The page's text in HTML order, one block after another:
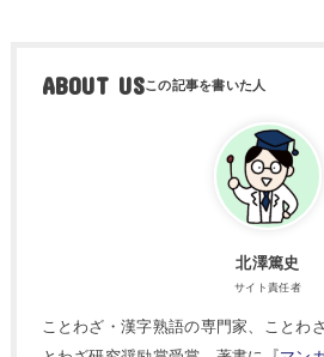
ABOUT US
北澤篤史
サイト責任者
ことわざ・漢字熟語の専門家、ことわ